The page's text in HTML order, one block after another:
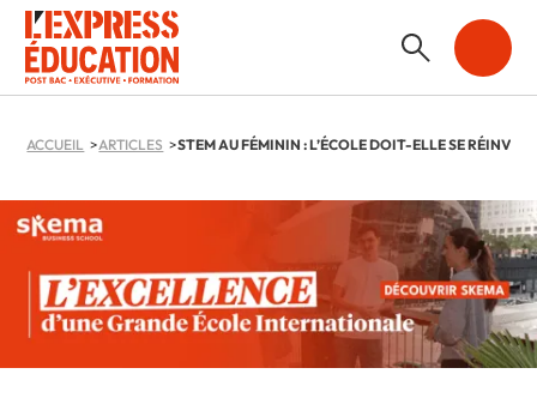
ACCUEIL ARTICLES